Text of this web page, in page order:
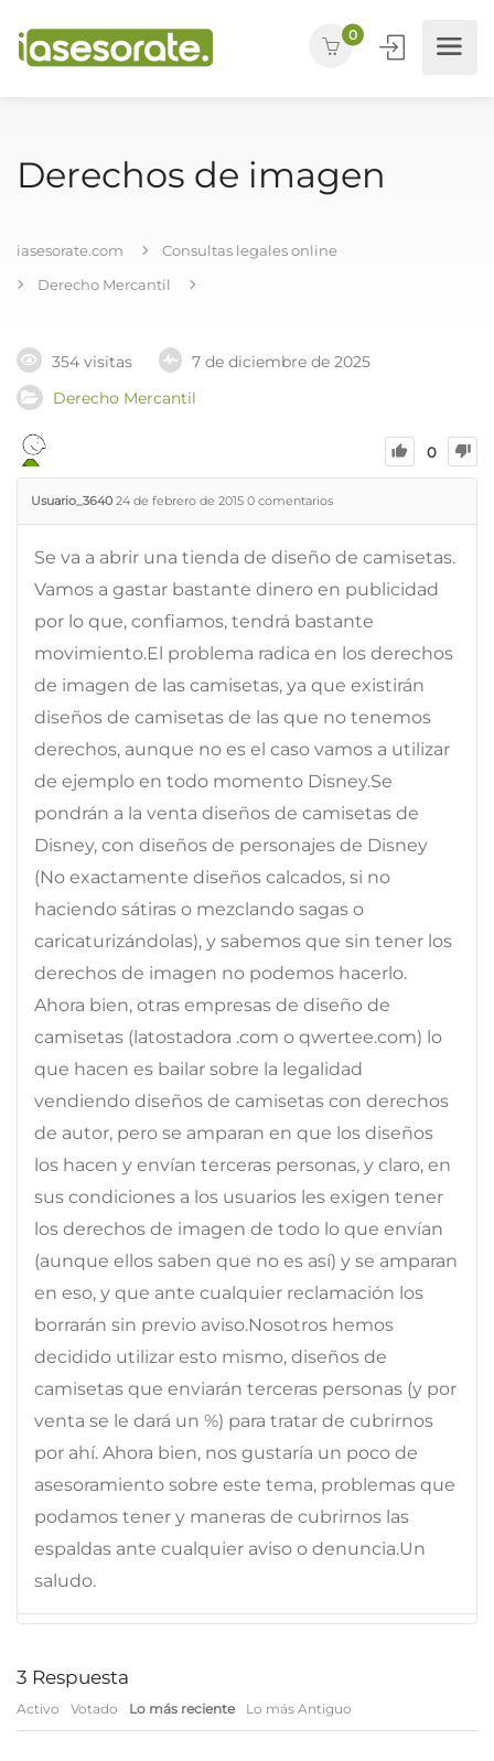
0
Derechos de imagen
iasesorate.com
Consultas legales online
Derecho Mercantil
354 visitas
7 de diciembre de 2025
Derecho Mercantil
0
Usuario_3640 24 de febrero de 2015 0 comentarios
Se va a abrir una tienda de diseño de camisetas.
Vamos a gastar bastante dinero en publicidad
por lo que, confiamos, tendrá bastante
movimiento.El problema radica en los derechos
de imagen de las camisetas, ya que existirán
diseños de camisetas de las que no tenemos
derechos, aunque no es el caso vamos a utilizar
de ejemplo en todo momento Disney.Se
pondrán a la venta diseños de camisetas de
Disney, con diseños de personajes de Disney
(No exactamente diseños calcados, si no
haciendo sátiras o mezclando sagas o
caricaturizándolas), y sabemos que sin tener los
derechos de imagen no podemos hacerlo.
Ahora bien, otras empresas de diseño de
camisetas (latostadora .com o qwertee.com) lo
que hacen es bailar sobre la legalidad
vendiendo diseños de camisetas con derechos
de autor, pero se amparan en que los diseños
los hacen y envían terceras personas, y claro, en
sus condiciones a los usuarios les exigen tener
los derechos de imagen de todo lo que envían
(aunque ellos saben que no es así) y se amparan
en eso, y que ante cualquier reclamación los
borrarán sin previo aviso.Nosotros hemos
decidido utilizar esto mismo, diseños de
camisetas que enviarán terceras personas (y por
venta se le dará un %) para tratar de cubrirnos
por ahí. Ahora bien, nos gustaría un poco de
asesoramiento sobre este tema, problemas que
podamos tener y maneras de cubrirnos las
espaldas ante cualquier aviso o denuncia.Un
saludo.
3 Respuesta
Activo Votado Lo más reciente Lo más Antiguo